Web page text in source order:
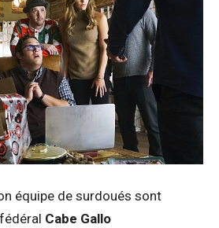
équipe de surdoués sont
Cabe Gallo